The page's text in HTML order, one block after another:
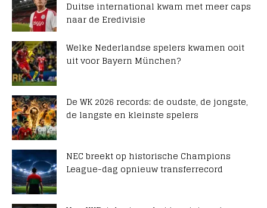
Duitse international kwam met meer caps
naar de Eredivisie
Welke Nederlandse spelers kwamen ooit
uit voor Bayern München?
De WK 2026 records: de oudste, de jongste,
de langste en kleinste spelers
NEC breekt op historische Champions
League-dag opnieuw transferrecord